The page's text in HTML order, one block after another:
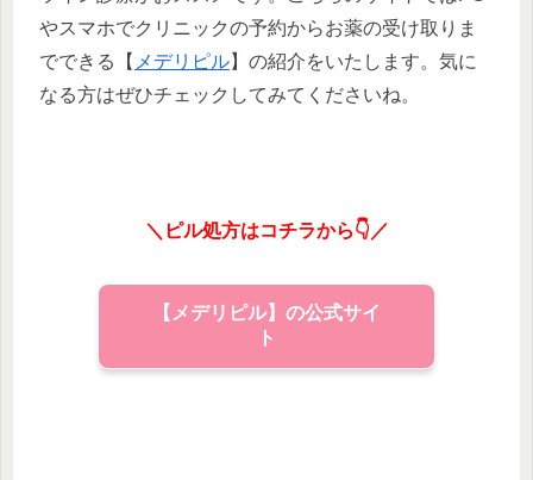
やスマホでクリニックの予約からお薬の受け取りま
でできる【 メデリピル】の紹介をいたします。気に
なる方はぜひチェックしてみてくださいね。
＼ピル処方はコチラから👇／
【メデリピル】の公式サイ
ト